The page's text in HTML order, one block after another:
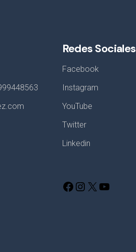
Redes Sociales
Facebook
Instagram
YouTube
Twitter
Linkedin